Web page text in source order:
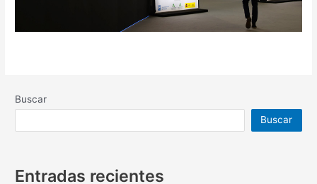
Buscar
Buscar
Entradas recientes